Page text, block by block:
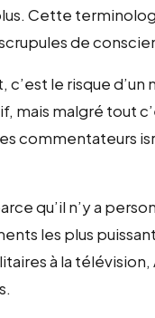
Cette
de
le risque d’un
malgré tout
commentateurs
qu’il n’y a
les plus
à la